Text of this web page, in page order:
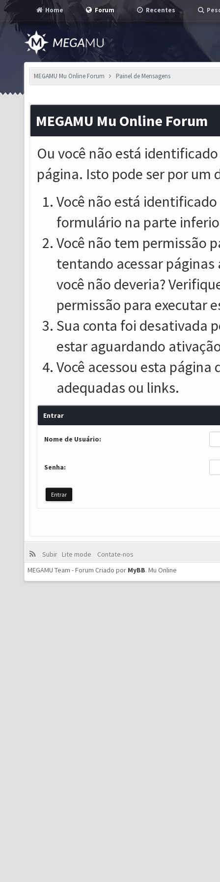
Home Forum Recentes
MEGAMU Mu Online Forum Painel de Mensagens
MEGAMU Mu Online Forum
Ou você não está
página. Isto pode ser por um
Você não está
formulário na parte
Você não tem permissão
tentando acessar
você não deveria?
permissão para executar
Sua conta foi desativada
estar aguardando
Você acessou esta
adequadas ou links.
Entrar
Nome de Usuário:
Senha:
Subir Lite mode
Contate-nos
MEGAMU Team - Forum Criado por MyBB. Mu Online